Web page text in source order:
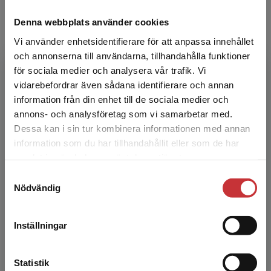
Denna webbplats använder cookies
Vi använder enhetsidentifierare för att anpassa innehållet
och annonserna till användarna, tillhandahålla funktioner
för sociala medier och analysera vår trafik. Vi
vidarebefordrar även sådana identifierare och annan
information från din enhet till de sociala medier och
annons- och analysföretag som vi samarbetar med.
Dessa kan i sin tur kombinera informationen med annan
information som du har tillhandahållit eller som de har
Nödvändig
Inställningar
Statistik
Begränsad fraktregion
Det verkar som att du besöker
studentlitteratur.se via en enhet utanför Sverige.
Vi erbjuder inte leveranser utanför Sverige. För
att kunna slutföra ett köp måste
Johanna Andersson
Johanna Andersson är fil.dr i
naturvetenskapernas didaktik och verksam i
forskningsmiljön Teknikens och
Naturvetenskapernas Didaktik (TekNaD) vid L...